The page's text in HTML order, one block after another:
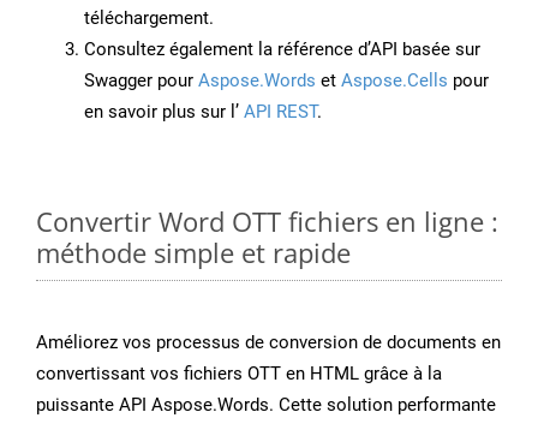
téléchargement.
Consultez également la référence d’API basée sur
Swagger pour Aspose.Words et Aspose.Cells pour
en savoir plus sur l’ API REST.
Convertir Word OTT fichiers en ligne :
méthode simple et rapide
Améliorez vos processus de conversion de documents en
convertissant vos fichiers OTT en HTML grâce à la
puissante API Aspose.Words. Cette solution performante